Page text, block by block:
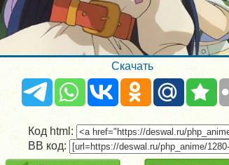
Скачать
Код html:
BB код: